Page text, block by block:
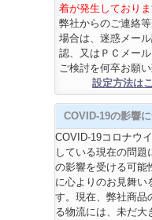
着が発生しておりま
弊社からのご連絡
場合は、迷惑メー
認、又はＰＣメー
ご検討を何卒お願い
設定方法は
COVID-19の影響
COVID-19コロナウ
している現在の問題
の影響を受ける可能
に心よりのお見舞い
す。現在、弊社商品
る物流には、未だ大